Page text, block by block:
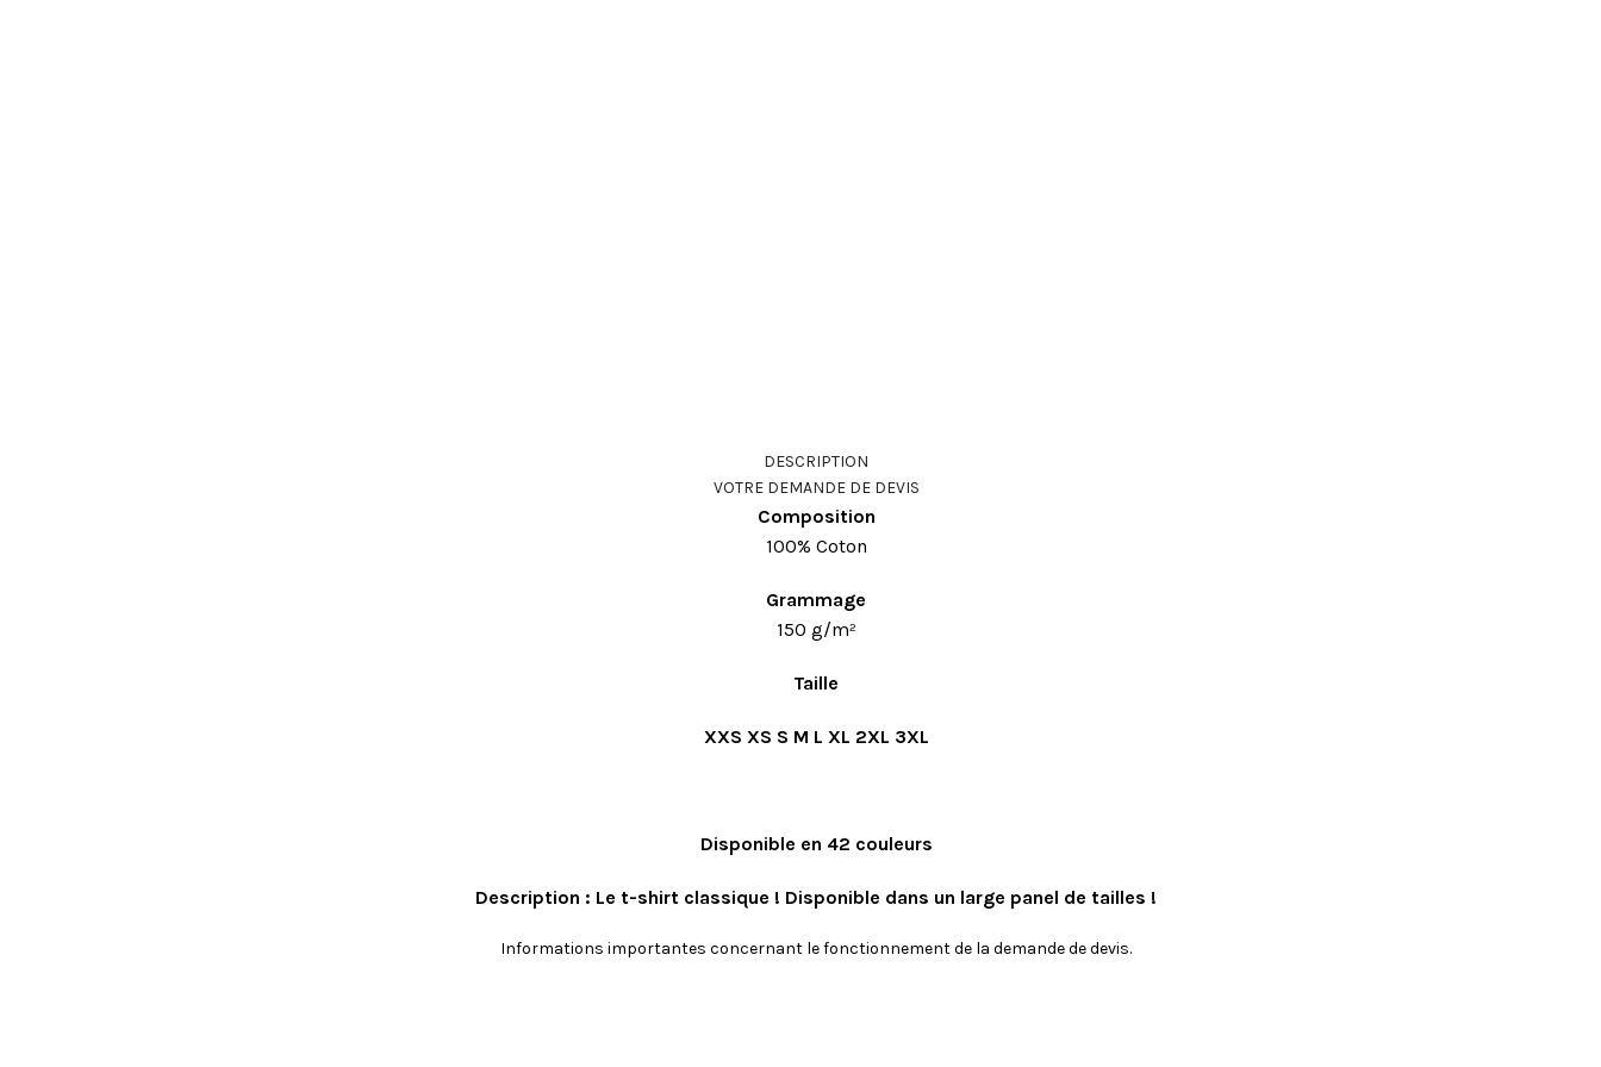
DESCRIPTION
VOTRE DEMANDE DE DEVIS
Composition
100% Coton
Grammage
150 g/m²
Taille
XXS XS S M L XL 2XL 3XL
Disponible en 42 couleurs
Description : Le t-shirt classique ! Disponible dans un large panel de tailles !
Informations importantes concernant le fonctionnement de la demande de devis.